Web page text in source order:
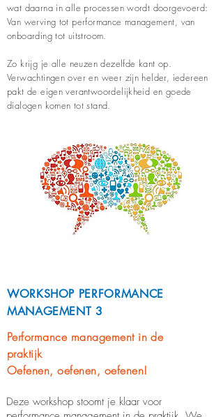
wat daarna in alle processen wordt doorgevoerd:
Van werving tot performance management, van
onboarding tot uitstroom.
Zo krijg je alle neuzen dezelfde kant op.
Verwachtingen over en weer zijn helder, iedereen
pakt de eigen verantwoordelijkheid en goede
dialogen komen tot stand.
WORKSHOP PERFORMANCE
MANAGEMENT 3
Performance management in de
praktijk
Oefenen, oefenen, oefenen!
Deze workshop stoomt je klaar voor